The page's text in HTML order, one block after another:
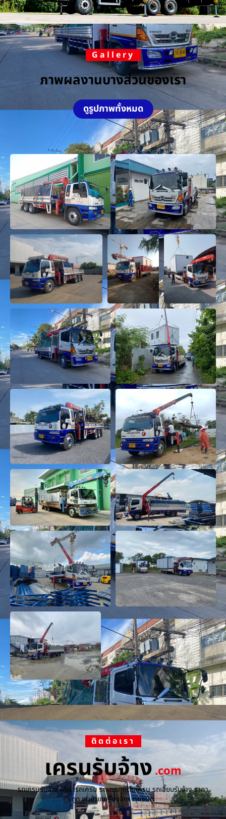
Gallery
ภาพผลงานบางส่วนของเรา
ดูรูปภาพทั้งหมด
ติดต่อเรา
เครนรับจ้าง.com
รถเครนรับจ้าง ให้เช่ารถเครน รถบรรทุกติดเครน รถเฮี๊ยบรับจ้าง ราคา
ถูก ขนย้ายเครื่องจักร ทุกชนิด